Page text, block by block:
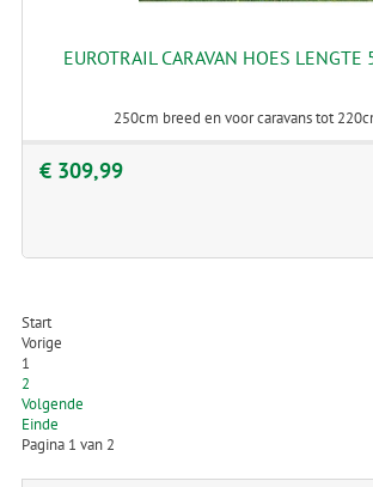
EUROTRAIL CARAVAN HOES
250cm breed en voor caravans tot
€ 309,99
Start
Vorige
1
2
Volgende
Einde
Pagina 1 van 2